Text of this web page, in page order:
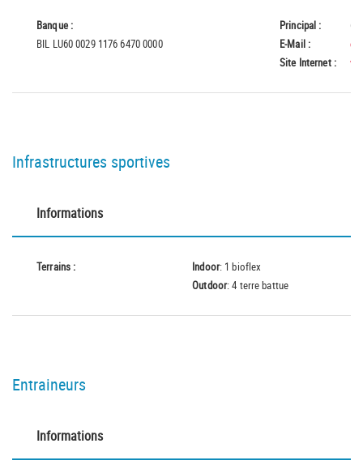
Banque :
BIL LU60 0029 1176 6470 0000
Principal :
E-Mail :
Site Internet :
Infrastructures sportives
Informations
Terrains : Indoor: 1 bioflex
Outdoor: 4 terre battue
Entraineurs
Informations